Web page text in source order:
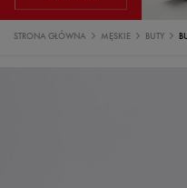
STRONA GŁÓWNA MĘSKIE BUTY